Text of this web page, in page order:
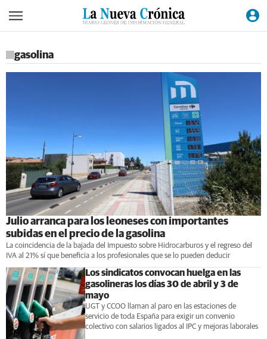
gasolina
Julio arranca para los leoneses con importantes
subidas en el precio de la gasolina
La coincidencia de la bajada del Impuesto sobre Hidrocarburos y el regreso del
IVA al 21% sí que beneficia a los profesionales que se lo pueden deducir
Los sindicatos convocan huelga en las
gasolineras los días 30 de abril y 3 de
mayo
UGT y CCOO llaman al paro en las estaciones de
servicio de toda España para exigir un convenio
colectivo con salarios ligados al IPC y mejoras laborales